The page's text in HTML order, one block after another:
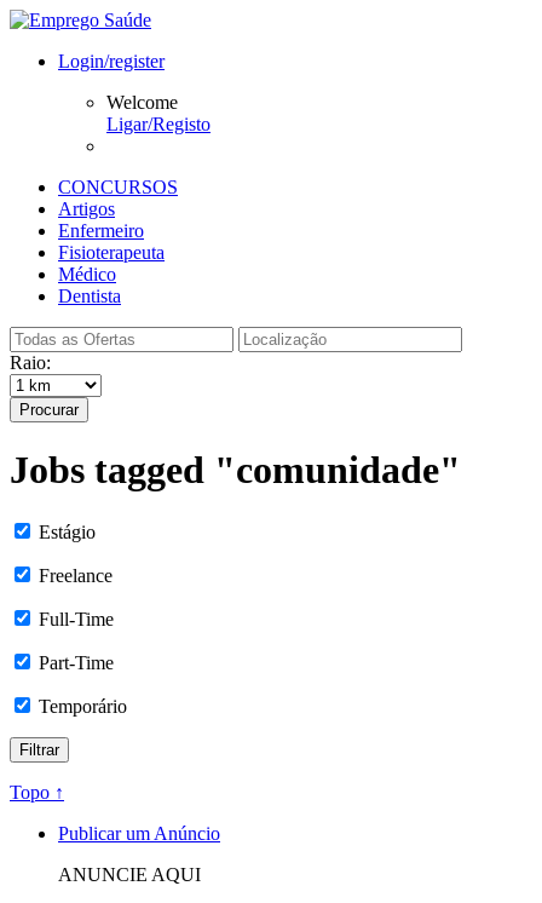
Login/register
Welcome
Ligar/Registo
CONCURSOS
Artigos
Enfermeiro
Fisioterapeuta
Médico
Dentista
Raio:
Procurar
Jobs tagged "comunidade"
Estágio
Freelance
Full-Time
Part-Time
Temporário
Topo ↑
Publicar um Anúncio
ANUNCIE AQUI